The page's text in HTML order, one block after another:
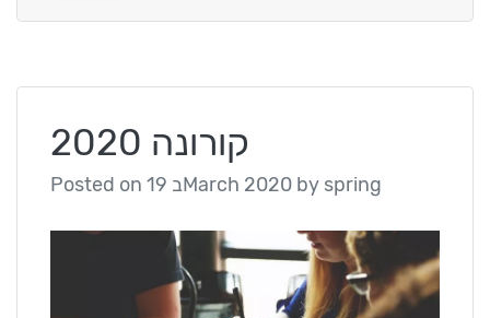
קורונה 2020
Posted on 19 בMarch 2020by spring